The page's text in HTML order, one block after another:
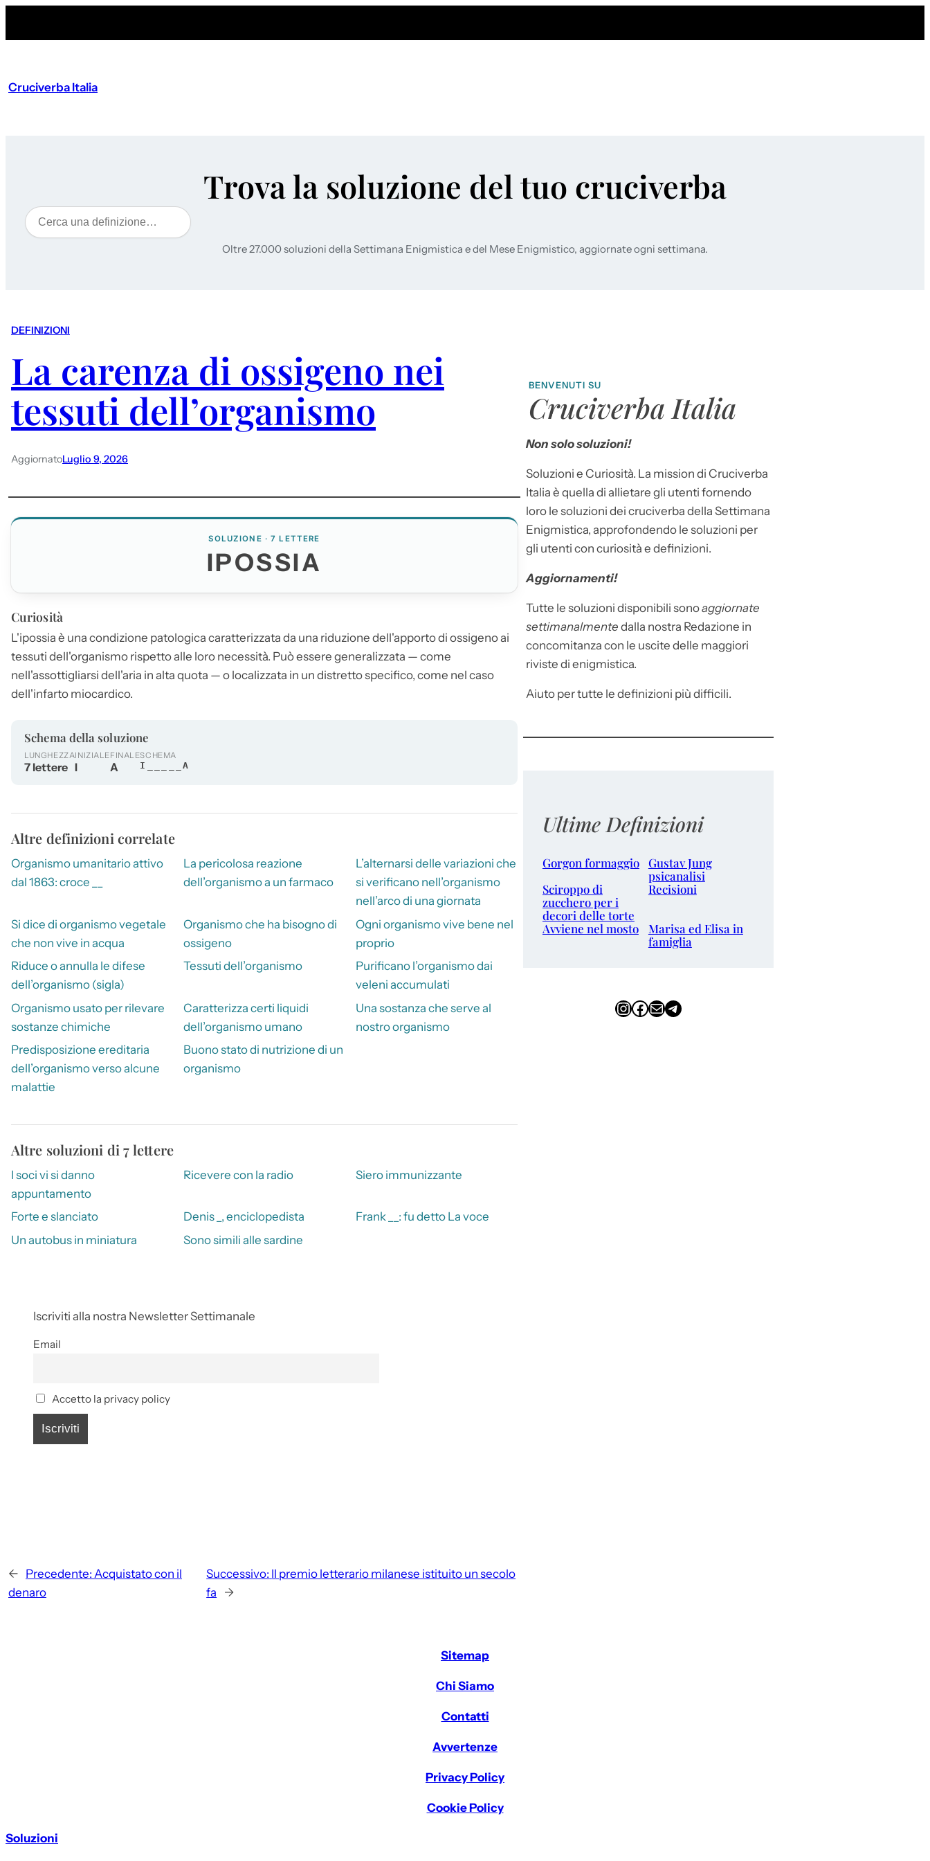
Cruciverba Italia
Trova la soluzione del tuo cruciverba
Cerca
Oltre 27.000 soluzioni della Settimana Enigmistica e del Mese Enigmistico, aggiornate ogni settimana.
DEFINIZIONI
La carenza di ossigeno nei
tessuti dell’organismo
AggiornatoLuglio 9, 2026
SOLUZIONE · 7 LETTERE
IPOSSIA
Curiosità
L'ipossia è una condizione patologica caratterizzata da una riduzione dell'apporto di ossigeno ai
tessuti dell'organismo rispetto alle loro necessità. Può essere generalizzata — come
nell'assottigliarsi dell'aria in alta quota — o localizzata in un distretto specifico, come nel caso
dell'infarto miocardico.
Schema della soluzione
LUNGHEZZA
7 lettere
INIZIALE
I
FINALE
A
SCHEMA
I_____A
Altre definizioni correlate
Organismo umanitario attivo
dal 1863: croce __
La pericolosa reazione
dell’organismo a un farmaco
L’alternarsi delle variazioni che
si verificano nell’organismo
nell’arco di una giornata
Si dice di organismo vegetale
che non vive in acqua
Organismo che ha bisogno di
ossigeno
Ogni organismo vive bene nel
proprio
Riduce o annulla le difese
dell’organismo (sigla)
Tessuti dell’organismo
Purificano l’organismo dai
veleni accumulati
Organismo usato per rilevare
sostanze chimiche
Caratterizza certi liquidi
dell’organismo umano
Una sostanza che serve al
nostro organismo
Predisposizione ereditaria
dell’organismo verso alcune
malattie
Buono stato di nutrizione di un
organismo
Altre soluzioni di 7 lettere
I soci vi si danno
appuntamento
Ricevere con la radio Siero immunizzante
Forte e slanciato Denis _, enciclopedista
Frank __: fu detto La voce
Un autobus in miniatura
Sono simili alle sardine
Iscriviti alla nostra Newsletter Settimanale
Email
Accetto la privacy policy
← Precedente: Acquistato con il
denaro
Successivo: Il premio letterario milanese istituito un secolo
fa
→
BENVENUTI SU
Cruciverba Italia
Non solo soluzioni!
Soluzioni e Curiosità. La mission di Cruciverba
Italia è quella di allietare gli utenti fornendo
loro le soluzioni dei cruciverba della Settimana
Enigmistica, approfondendo le soluzioni per
gli utenti con curiosità e definizioni.
Aggiornamenti!
Tutte le soluzioni disponibili sonoaggiornate
settimanalmente dalla nostra Redazione in
concomitanza con le uscite delle maggiori
riviste di enigmistica.
Aiuto per tutte le definizioni più difficili.
Ultime Definizioni
Gorgon formaggio Gustav Jung
psicanalisi
Sciroppo di
zucchero per i
decori delle torte
Recisioni
Avviene nel mosto
Marisa ed Elisa in
famiglia
InstagramFacebook Email Telegram
Sitemap
Chi Siamo
Contatti
Avvertenze
Privacy Policy
Cookie Policy
Soluzioni